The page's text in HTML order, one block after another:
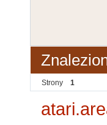
Strony 1